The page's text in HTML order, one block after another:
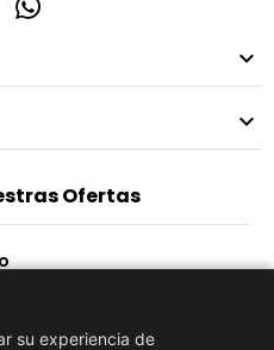


Ofertas
su experiencia de